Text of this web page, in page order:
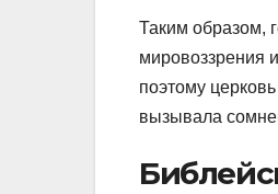
Таким образом,
мировоззрения
поэтому
вызывала